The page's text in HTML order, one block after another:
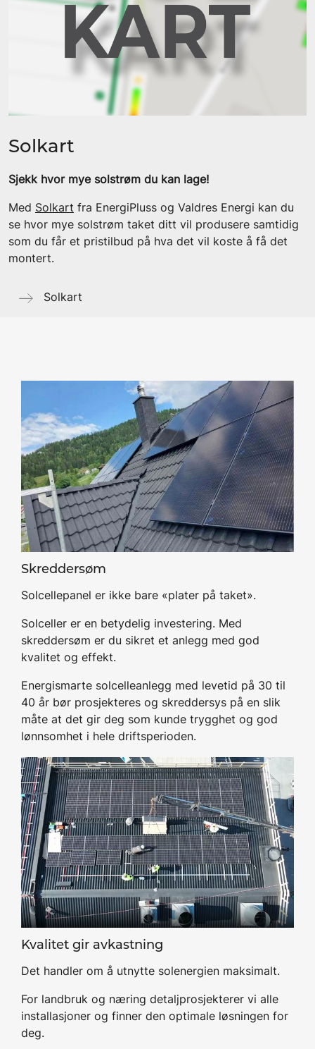
Solkart
Sjekk hvor mye solstrøm du kan lage!
Med Solkart fra EnergiPluss og Valdres Energi kan du
se hvor mye solstrøm taket ditt vil produsere samtidig
som du får et pristilbud på hva det vil koste å få det
montert.
Solkart
Skreddersøm
Solcellepanel er ikke bare «plater på taket».
Solceller er en betydelig investering. Med
skreddersøm er du sikret et anlegg med god
kvalitet og effekt.
Energismarte solcelleanlegg med levetid på 30 til
40 år bør prosjekteres og skreddersys på en slik
måte at det gir deg som kunde trygghet og god
lønnsomhet i hele driftsperioden.
Kvalitet gir avkastning
Det handler om å utnytte solenergien maksimalt.
For landbruk og næring detaljprosjekterer vi alle
installasjoner og finner den optimale løsningen for
deg.